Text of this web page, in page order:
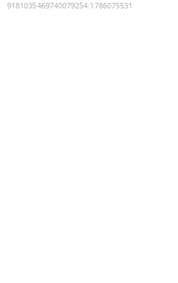
9181035469740079254:1786075531